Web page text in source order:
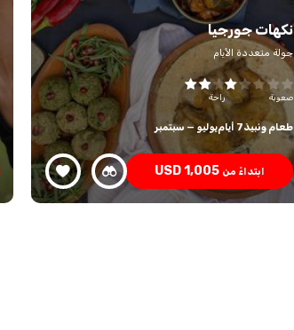
نكهات جورجيا
جولة متعددة الأيام
صعوبة راحة
طعام ونبيذ7 أيام يوليو — سبتمبر
ابتداءً من USD 1,005